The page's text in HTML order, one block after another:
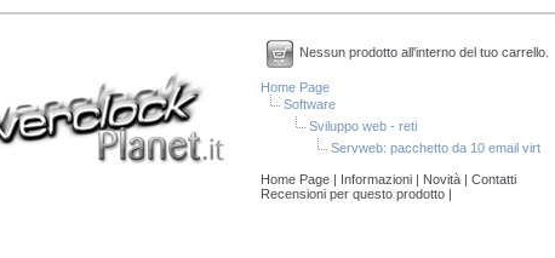
Nessun prodotto all'interno del tuo carrello.
Home Page
Software
Sviluppo web - reti
Servweb: pacchetto da 10 email virt
Home Page | Informazioni | Novità | Contatti
Recensioni per questo prodotto |